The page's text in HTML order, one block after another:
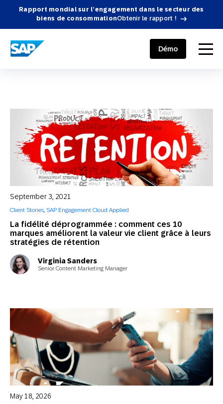
Rapport mondial sur l’engagement dans le secteur des
biens de consommationObtenir le rapport !
SAP ENGAGEMENT CLOUD menu
Démo
La fidélité déprogrammée : comment ces 10
marques améliorent la valeur vie client grâce à leurs
stratégies de rétention
September 3, 2021
Client Stories, SAP Engagement Cloud Applied
Virginia Sanders
Senior Content Marketing Manager
May 18, 2026